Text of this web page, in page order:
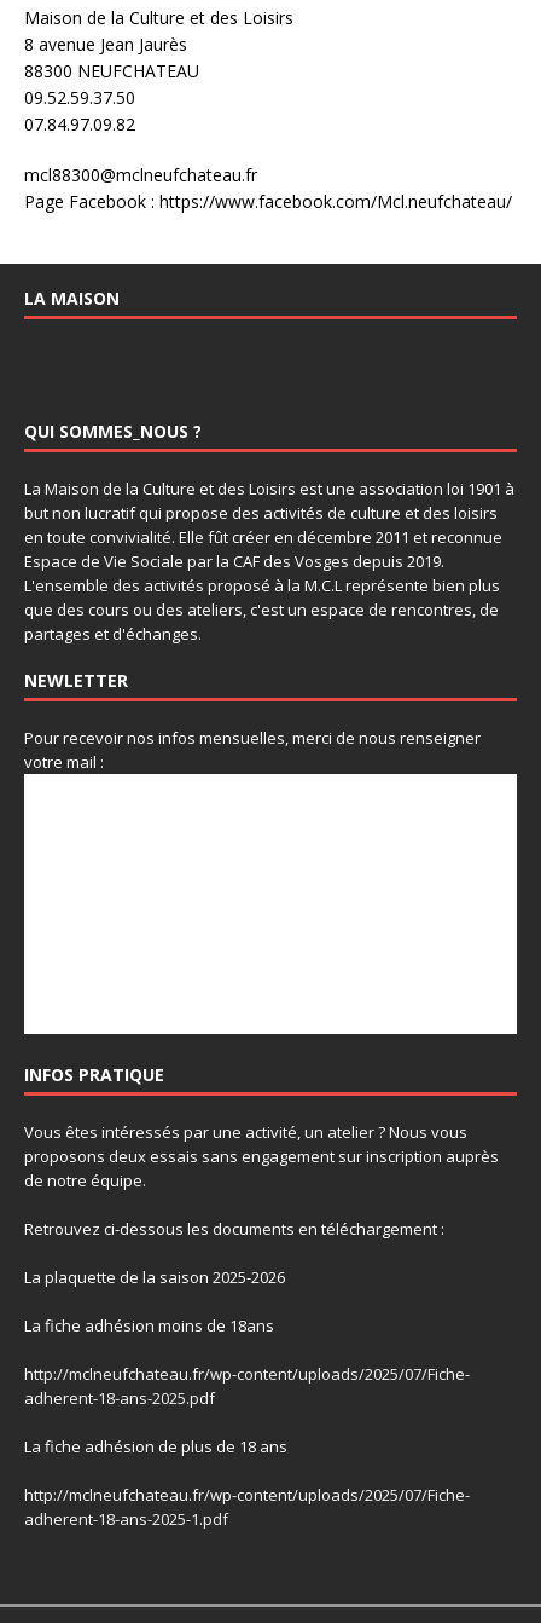
Maison de la Culture et des Loisirs
8 avenue Jean Jaurès
88300 NEUFCHATEAU
09.52.59.37.50
07.84.97.09.82
mcl88300@mclneufchateau.fr
Page Facebook : https://www.facebook.com/Mcl.neufchateau/
LA MAISON
QUI SOMMES_NOUS ?
La Maison de la Culture et des Loisirs est une association loi 1901 à
but non lucratif qui propose des activités de culture et des loisirs
en toute convivialité. Elle fût créer en décembre 2011 et reconnue
Espace de Vie Sociale par la CAF des Vosges depuis 2019.
L'ensemble des activités proposé à la M.C.L représente bien plus
que des cours ou des ateliers, c'est un espace de rencontres, de
partages et d'échanges.
NEWLETTER
Pour recevoir nos infos mensuelles, merci de nous renseigner
votre mail :
INFOS PRATIQUE
Vous êtes intéressés par une activité, un atelier ? Nous vous
proposons deux essais sans engagement sur inscription auprès
de notre équipe.
Retrouvez ci-dessous les documents en téléchargement :
La plaquette de la saison 2025-2026
La fiche adhésion moins de 18ans
http://mclneufchateau.fr/wp-content/uploads/2025/07/Fiche-
adherent-18-ans-2025.pdf
La fiche adhésion de plus de 18 ans
http://mclneufchateau.fr/wp-content/uploads/2025/07/Fiche-
adherent-18-ans-2025-1.pdf